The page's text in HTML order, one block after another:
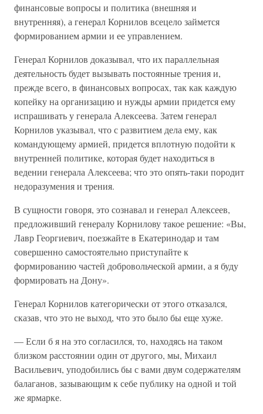
финансовые вопросы и политика (внешняя и
внутренняя), а генерал Корнилов всецело займется
формированием армии и ее управлением.
Генерал Корнилов доказывал, что их параллельная
деятельность будет вызывать постоянные трения и,
прежде всего, в финансовых вопросах, так как каждую
копейку на организацию и нужды армии придется ему
испрашивать у генерала Алексеева. Затем генерал
Корнилов указывал, что с развитием дела ему, как
командующему армией, придется вплотную подойти к
внутренней политике, которая будет находиться в
ведении генерала Алексеева; что это опять-таки породит
недоразумения и трения.
В сущности говоря, это сознавал и генерал Алексеев,
предложивший генералу Корнилову такое решение: «Вы,
Лавр Георгиевич, поезжайте в Екатеринодар и там
совершенно самостоятельно приступайте к
формированию частей добровольческой армии, а я буду
формировать на Дону».
Генерал Корнилов категорически от этого отказался,
сказав, что это не выход, что это было бы еще хуже.
— Если б я на это согласился, то, находясь на таком
близком расстоянии один от другого, мы, Михаил
Васильевич, уподобились бы с вами двум содержателям
балаганов, зазывающим к себе публику на одной и той
же ярмарке.